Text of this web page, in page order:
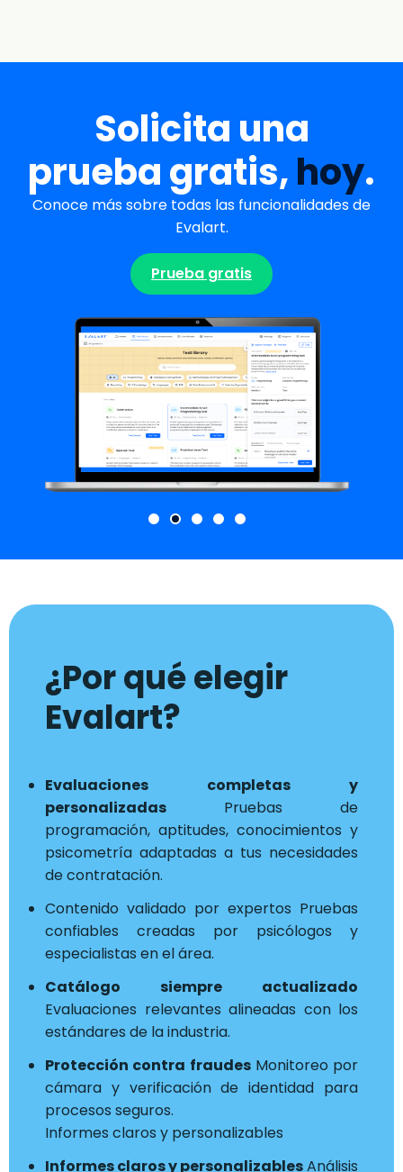
Solicita una
prueba gratis,hoy.
Conoce más sobre todas las funcionalidades de
Evalart.
Prueba gratis
¿Por qué elegir
Evalart?
Evaluaciones completas y
personalizadas Pruebas de
programación, aptitudes, conocimientos y
psicometría adaptadas a tus necesidades
de contratación.
Contenido validado por expertos Pruebas
confiables creadas por psicólogos y
especialistas en el área.
Catálogo siempre actualizado
Evaluaciones relevantes alineadas con los
estándares de la industria.
Protección contra fraudesMonitoreo por
cámara y verificación de identidad para
procesos seguros.
Informes claros y personalizables
Informes claros y personalizablesAnálisis